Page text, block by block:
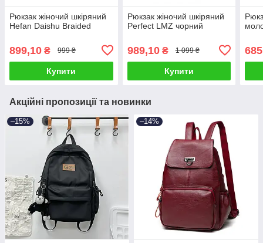
Рюкзак жіночий шкіряний
Hefan Daishu Braided
899,10 ₴ 999 ₴
Купити
Рюкзак жіночий шкіряний
Perfect LMZ чорний
989,10₴ 1 099 ₴
Купити
Акційні пропозиції та новинки
–15% –14%